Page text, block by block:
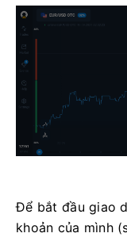
Để bắt đầu giao
khoản của mình